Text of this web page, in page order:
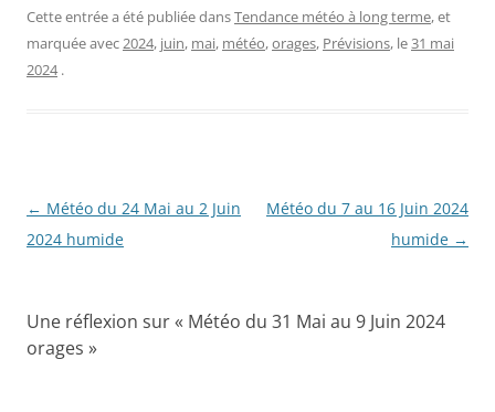
Cette entrée a été publiée dansTendance météo à long terme, et
marquée avec2024, juin, mai, météo,orages, Prévisions, le31 mai
2024 .
Navigation
des
← Météo du 24 Mai au 2 Juin
2024 humide
Météo du 7 au 16 Juin 2024
humide →
Une réflexion sur « Météo du 31 Mai au 9 Juin 2024
orages »